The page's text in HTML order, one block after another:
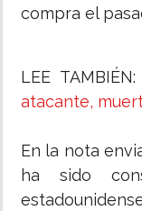
compra el
LEE TAMBIÉN:
atacante,
En la nota
ha sido